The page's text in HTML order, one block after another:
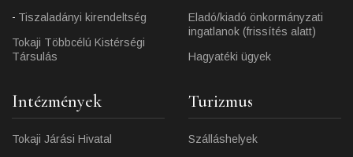
Tiszaladányi kirendeltség
Tokaji Többcélú Kistérségi
Társulás
Eladó/kiadó önkormányzati
ingatlanok (frissítés alatt)
Hagyatéki ügyek
Intézmények
Tokaji Járási Hivatal
Turizmus
Szálláshelyek